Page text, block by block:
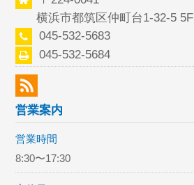
横浜市都筑区仲町台1-32-5 5F
045-532-5683
045-532-5684
営業案内
営業時間
8:30〜17:30